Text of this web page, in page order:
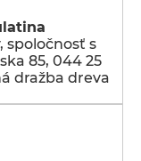
spoločnosť s
85, 044 25
dražba dreva